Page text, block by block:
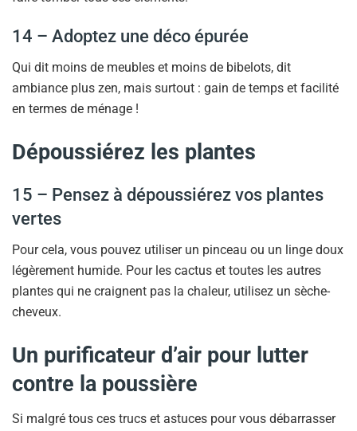
14 – Adoptez une déco épurée
Qui dit moins de meubles et moins de bibelots, dit
ambiance plus zen, mais surtout : gain de temps et facilité
en termes de ménage !
Dépoussiérez les plantes
15 – Pensez à dépoussiérez vos plantes
vertes
Pour cela, vous pouvez utiliser un pinceau ou un linge doux
légèrement humide. Pour les cactus et toutes les autres
plantes qui ne craignent pas la chaleur, utilisez un sèche-
cheveux.
Un purificateur d’air pour lutter
contre la poussière
Si malgré tous ces trucs et astuces pour vous débarrasser